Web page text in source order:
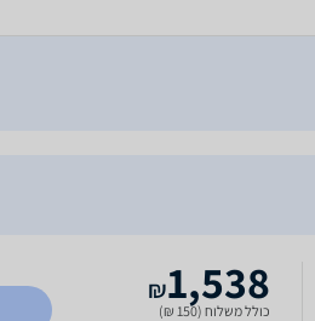
1,538
₪
כולל משלוח (150 ₪)